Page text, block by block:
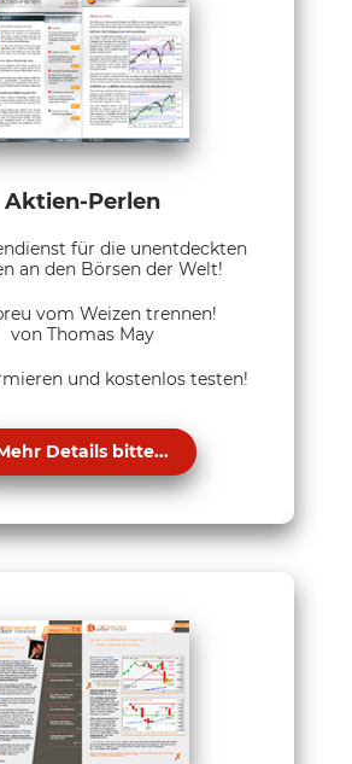
Aktien-Perlen
für die unentdeckten
an den Börsen der Welt!
vom Weizen trennen!
von Thomas May
und kostenlos testen!
Details bitte...